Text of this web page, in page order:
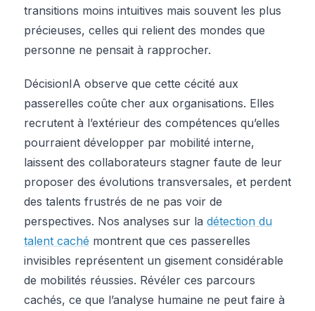
transitions moins intuitives mais souvent les plus
précieuses, celles qui relient des mondes que
personne ne pensait à rapprocher.
DécisionIA observe que cette cécité aux
passerelles coûte cher aux organisations. Elles
recrutent à l’extérieur des compétences qu’elles
pourraient développer par mobilité interne,
laissent des collaborateurs stagner faute de leur
proposer des évolutions transversales, et perdent
des talents frustrés de ne pas voir de
perspectives. Nos analyses sur la détection du
talent caché montrent que ces passerelles
invisibles représentent un gisement considérable
de mobilités réussies. Révéler ces parcours
cachés, ce que l’analyse humaine ne peut faire à